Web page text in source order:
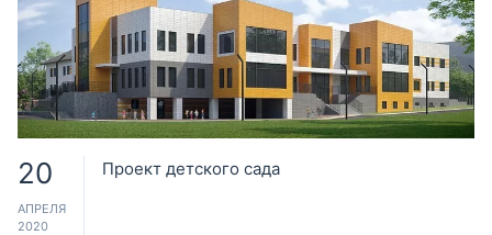
20
АПРЕЛЯ
2020
Проект детского сада